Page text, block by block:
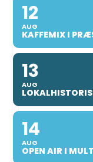
12
AUG
KAFFEMIX I
13
AUG
14
AUG
OPEN AIR I